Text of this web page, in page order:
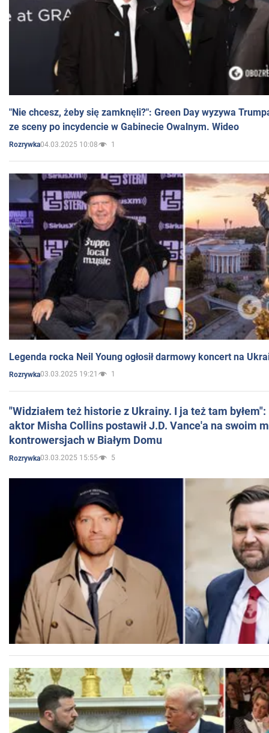
"Nie chcesz, żeby się zamknęli?": Green Day wyzywa
ze sceny po incydencie w Gabinecie Owalnym. Wideo
Rozrywka04.03.2025 10:08 1
Legenda rocka Neil Young ogłosił darmowy koncert na
Rozrywka03.03.2025 19:21 1
"Widziałem też historie z Ukrainy. I ja też tam
aktor Misha Collins postawił J.D. Vance'a na swoim
kontrowersjach w Białym Domu
Rozrywka03.03.2025 15:55 5